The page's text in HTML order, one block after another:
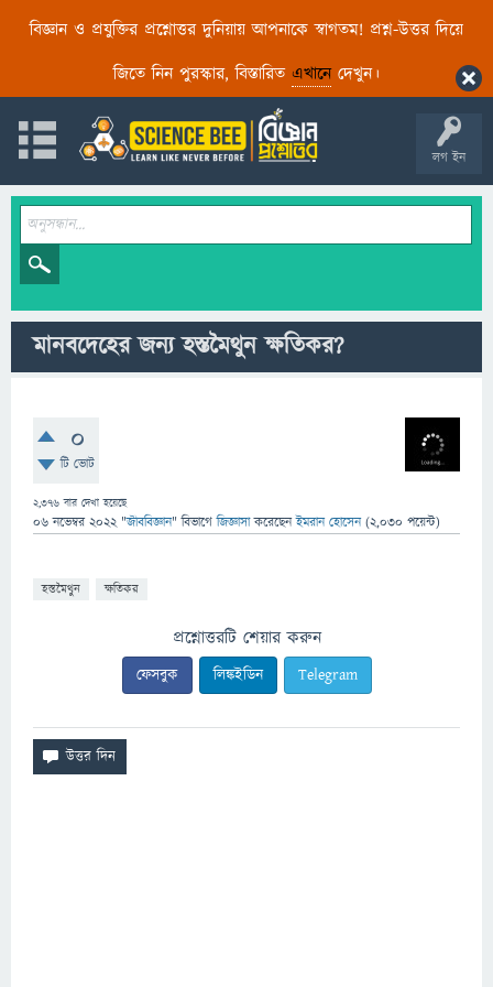
বিজ্ঞান ও প্রযুক্তির প্রশ্নোত্তর দুনিয়ায় আপনাকে স্বাগতম! প্রশ্ন-উত্তর দিয়ে
জিতে নিন পুরস্কার, বিস্তারিত এখানেদেখুন।
লগ ইন
মানবদেহের জন্য হস্তমৈথুন ক্ষতিকর?
0
টি ভোট
2,376 বার দেখা হয়েছে
06 নভেম্বর 2022 "জীববিজ্ঞান" বিভাগে জিজ্ঞাসাকরেছেনইমরান হোসেন (2,030 পয়েন্ট)
হস্তমৈথুন ক্ষতিকর
প্রশ্নোত্তরটি শেয়ার করুন
ফেসবুক লিঙ্কইডিন Telegram